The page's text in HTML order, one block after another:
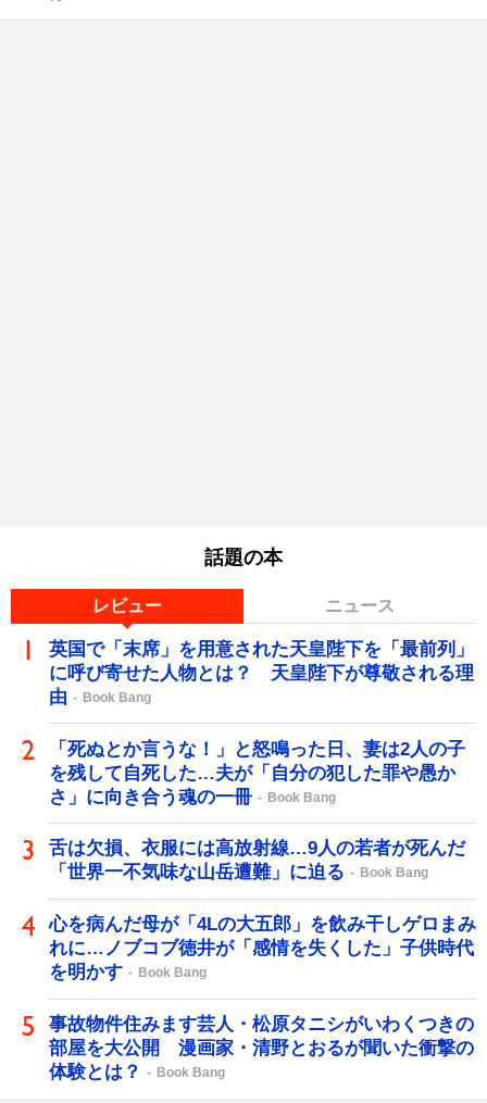
話題の本
レビュー ニュース
英国で「末席」を用意された天皇陛下を「最前列」
に呼び寄せた人物とは？ 天皇陛下が尊敬される理
由
Book Bang
「死ぬとか言うな！」と怒鳴った日、妻は2人の子
を残して自死した…夫が「自分の犯した罪や愚か
さ」に向き合う魂の一冊
Book Bang
舌は欠損、衣服には高放射線…9人の若者が死んだ
「世界一不気味な山岳遭難」に迫る
Book Bang
心を病んだ母が「4Lの大五郎」を飲み干しゲロまみ
れに…ノブコブ徳井が「感情を失くした」子供時代
を明かす
Book Bang
事故物件住みます芸人・松原タニシがいわくつきの
部屋を大公開 漫画家・清野とおるが聞いた衝撃の
体験とは？
Book Bang